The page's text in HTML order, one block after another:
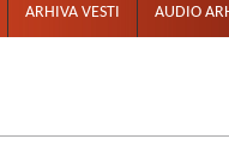
ARHIVA VESTI AUDIO